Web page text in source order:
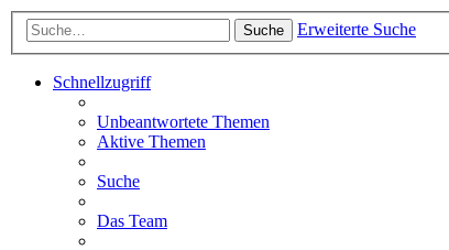
Suche Erweiterte Suche
Schnellzugriff
Unbeantwortete Themen
Aktive Themen
Suche
Das Team